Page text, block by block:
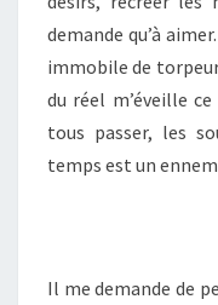
demande qu’à
immobile de
du réel m’éveille
tous passer, les
temps est un
Il me demande de